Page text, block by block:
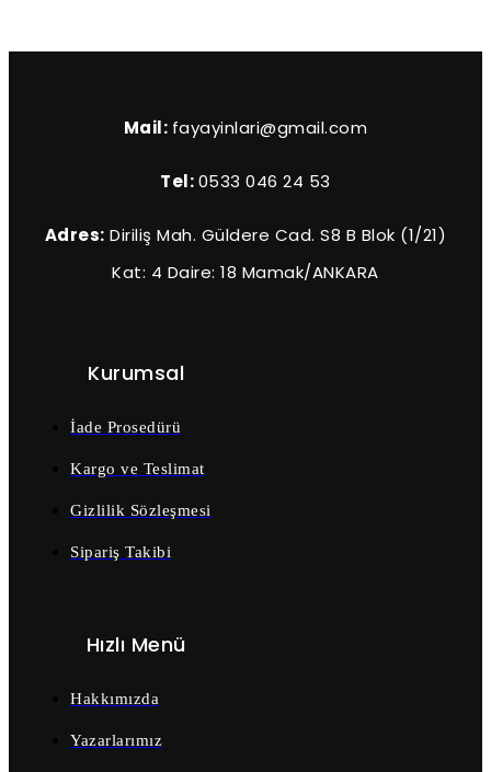
Mail: fayayinlari@gmail.com
Tel:0533 046 24 53
Adres: Diriliş Mah. Güldere Cad. S8 B Blok (1/21)
Kat: 4 Daire: 18 Mamak/ANKARA
Kurumsal
İade Prosedürü
Kargo ve Teslimat
Gizlilik Sözleşmesi
Sipariş Takibi
Hızlı Menü
Hakkımızda
Yazarlarımız